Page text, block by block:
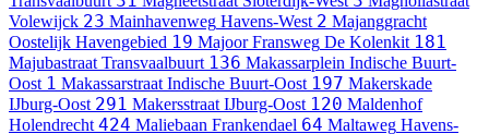
Volewijck 23 Mainhavenweg Havens-West 2 Majanggracht
Oostelijk Havengebied 19 Majoor Fransweg De Kolenkit 181
Majubastraat Transvaalbuurt 136 Makassarplein Indische Buurt-
Oost 1 Makassarstraat Indische Buurt-Oost 197 Makerskade
IJburg-Oost 291 Makersstraat IJburg-Oost 120 Maldenhof
Holendrecht 424 Maliebaan Frankendael 64 Maltaweg Havens-